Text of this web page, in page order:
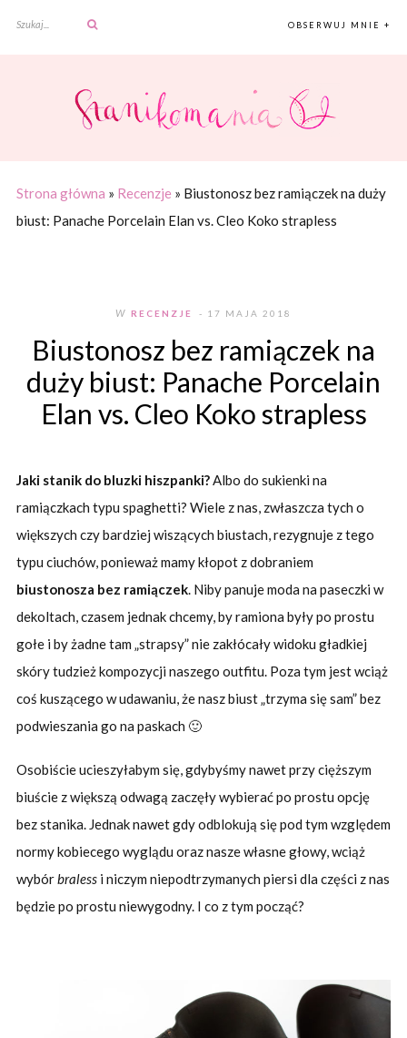
OBSERWUJ MNIE +
Strona główna » Recenzje » Biustonosz bez ramiączek na duży
biust: Panache Porcelain Elan vs. Cleo Koko strapless
W RECENZJE - 17 MAJA 2018
Biustonosz bez ramiączek na
duży biust: Panache Porcelain
Elan vs. Cleo Koko strapless
Jaki stanik do bluzki hiszpanki?Albo do sukienki na
ramiączkach typu spaghetti? Wiele z nas, zwłaszcza tych o
większych czy bardziej wiszących biustach, rezygnuje z tego
typu ciuchów, ponieważ mamy kłopot z dobraniem
biustonosza bez ramiączek. Niby panuje moda na paseczki w
dekoltach, czasem jednak chcemy, by ramiona były po prostu
gołe i by żadne tam „strapsy” nie zakłócały widoku gładkiej
skóry tudzież kompozycji naszego outfitu. Poza tym jest wciąż
coś kuszącego w udawaniu, że nasz biust „trzyma się sam” bez
podwieszania go na paskach 🙂
Osobiście ucieszyłabym się, gdybyśmy nawet przy cięższym
biuście z większą odwagą zaczęły wybierać po prostu opcję
bez stanika. Jednak nawet gdy odblokują się pod tym względem
normy kobiecego wyglądu oraz nasze własne głowy, wciąż
wybórbralessi niczym niepodtrzymanych piersi dla części z nas
będzie po prostu niewygodny. I co z tym począć?